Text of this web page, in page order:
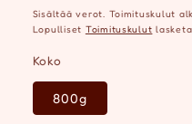
Sisältää verot. Toimituskulut
Lopulliset Toimituskulut
Koko
800g